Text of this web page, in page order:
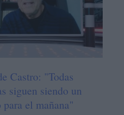
Castro: "Todas
siguen siendo un
el mañana"